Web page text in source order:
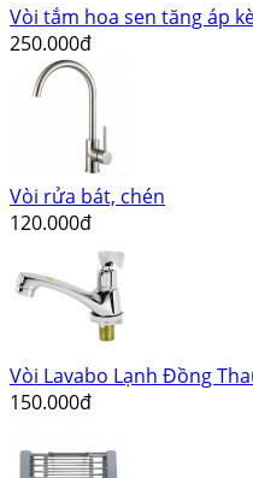
Vòi tắm hoa sen tăng áp
250.000đ
Vòi rửa bát, chén
120.000đ
Vòi Lavabo Lạnh Đồng
150.000đ